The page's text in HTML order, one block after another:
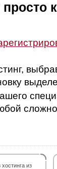
хостинга из